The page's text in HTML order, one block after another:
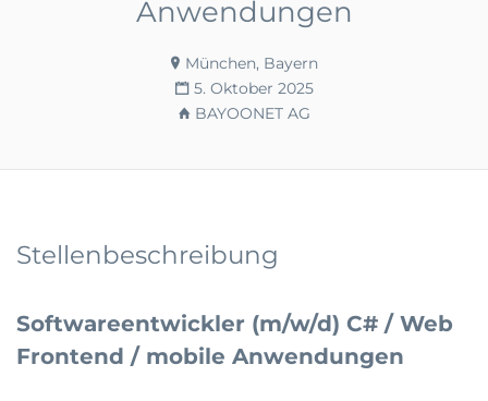
Anwendungen
München, Bayern
5. Oktober 2025
BAYOONET AG
Stellenbeschreibung
Softwareentwickler (m/w/d) C# / Web
Frontend / mobile Anwendungen